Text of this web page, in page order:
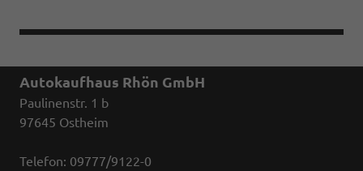
Autokaufhaus Rhön GmbH
Paulinenstr. 1 b
97645 Ostheim
Telefon: 09777/9122-0